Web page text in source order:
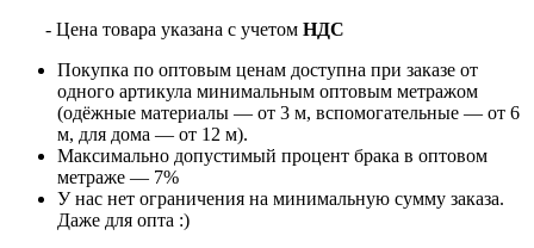
- Цена товара указана с учетом НДС
Покупка по оптовым ценам доступна при заказе от
одного артикула минимальным оптовым метражом
(одёжные материалы — от 3 м, вспомогательные — от 6
м, для дома — от 12 м).
Максимально допустимый процент брака в оптовом
метраже — 7%
У нас нет ограничения на минимальную сумму заказа.
Даже для опта :)